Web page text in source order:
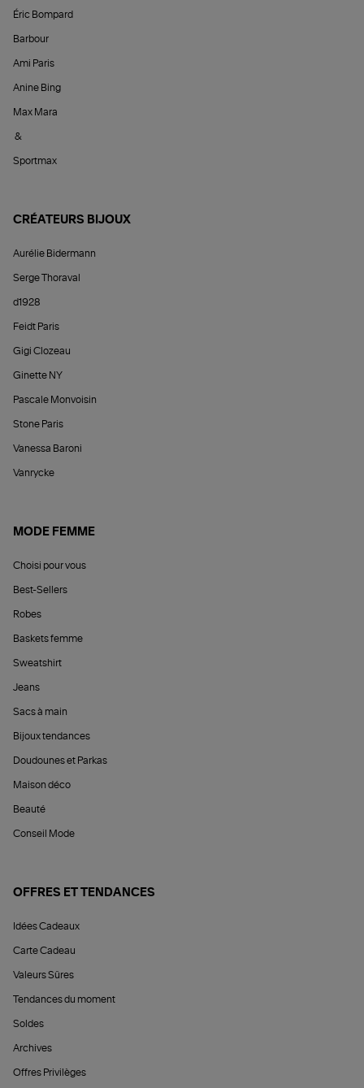
Éric Bompard
Barbour
Ami Paris
Anine Bing
Max Mara
&
Sportmax
CRÉATEURS BIJOUX
Aurélie Bidermann
Serge Thoraval
d1928
Feidt Paris
Gigi Clozeau
Ginette NY
Pascale Monvoisin
Stone Paris
Vanessa Baroni
Vanrycke
MODE FEMME
Choisi pour vous
Best-Sellers
Robes
Baskets femme
Sweatshirt
Jeans
Sacs à main
Bijoux tendances
Doudounes et Parkas
Maison déco
Beauté
Conseil Mode
OFFRES ET TENDANCES
Idées Cadeaux
Carte Cadeau
Valeurs Sûres
Tendances du moment
Soldes
Archives
Offres Privilèges